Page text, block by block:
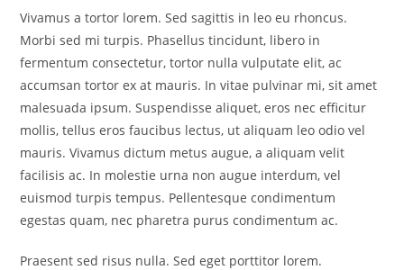
Vivamus a tortor lorem. Sed sagittis in leo eu rhoncus.
Morbi sed mi turpis. Phasellus tincidunt, libero in
fermentum consectetur, tortor nulla vulputate elit, ac
accumsan tortor ex at mauris. In vitae pulvinar mi, sit amet
malesuada ipsum. Suspendisse aliquet, eros nec efficitur
mollis, tellus eros faucibus lectus, ut aliquam leo odio vel
mauris. Vivamus dictum metus augue, a aliquam velit
facilisis ac. In molestie urna non augue interdum, vel
euismod turpis tempus. Pellentesque condimentum
egestas quam, nec pharetra purus condimentum ac.
Praesent sed risus nulla. Sed eget porttitor lorem.